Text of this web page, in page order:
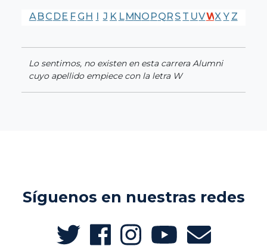
A BC DE F G H I J K LMNO PQR S T UVWX Y Z
Lo sentimos, no existen en esta carrera Alumni
cuyo apellido empiece con la letra W
Síguenos en nuestras redes